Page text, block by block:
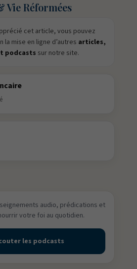
Vie Réformées
cet article, vous pouvez
la mise en ligne d’autres articles,
podcasts sur notre site.
audio, prédications et
votre foi au quotidien.
les podcasts